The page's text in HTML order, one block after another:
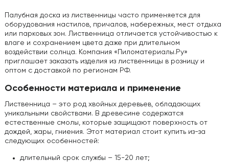
Палубная доска из лиственницы часто применяется для
оборудования настилов, причалов, набережных, мест отдыха
или парковых зон. Лиственница отличается устойчивостью к
влаге и сохранением цвета даже при длительном
воздействии солнца. Компания «Пиломатериалы.Ру»
приглашает заказать изделия из лиственницы в розницу и
оптом с доставкой по регионам РФ.
Особенности материала и применение
Лиственница – это род хвойных деревьев, обладающих
уникальными свойствами. В древесине содержатся
естественные смолы, которые защищают поверхность от
дождей, жары, гниения. Этот материал стоит купить из-за
следующих особенностей:
длительный срок службы – 15-20 лет;